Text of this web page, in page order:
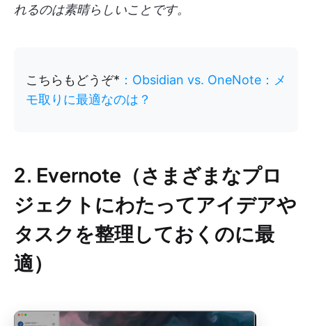
れるのは素晴らしいことです。
こちらもどうぞ* ：Obsidian vs. OneNote：メ
モ取りに最適なのは？
2. Evernote（さまざまなプロ
ジェクトにわたってアイデアや
タスクを整理しておくのに最
適）